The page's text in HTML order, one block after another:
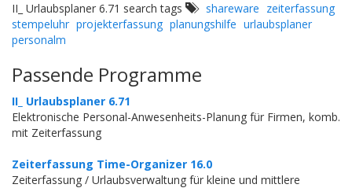
II_ Urlaubsplaner 6.71 search tags
shareware zeiterfassung
stempeluhr projekterfassung planungshilfe urlaubsplaner
personalm
Passende Programme
II_ Urlaubsplaner 6.71
Elektronische Personal-Anwesenheits-Planung für Firmen, komb.
mit Zeiterfassung
Zeiterfassung Time-Organizer 16.0
Zeiterfassung / Urlaubsverwaltung für kleine und mittlere